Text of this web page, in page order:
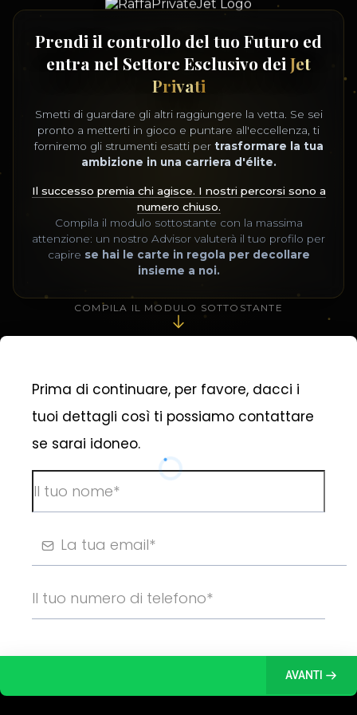
Prendi il controllo del tuo Futuro ed
entra nel Settore Esclusivo dei Jet
Privati
Smetti di guardare gli altri raggiungere la vetta. Se sei
pronto a metterti in gioco e puntare all'eccellenza, ti
forniremo gli strumenti esatti per trasformare la tua
ambizione in una carriera d'élite.
Il successo premia chi agisce. I nostri percorsi sono a
numero chiuso.
Compila il modulo sottostante con la massima
attenzione: un nostro Advisor valuterà il tuo profilo per
capire se hai le carte in regola per decollare
insieme a noi.
COMPILA IL MODULO SOTTOSTANTE
Prima di continuare, per favore, dacci i
tuoi dettagli così ti possiamo contattare
se sarai idoneo.
AVANTI